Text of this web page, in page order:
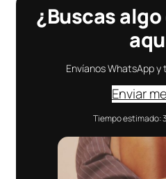
¿Buscas
Envíanos WhatsApp y
Enviar
Tiempo estimado: